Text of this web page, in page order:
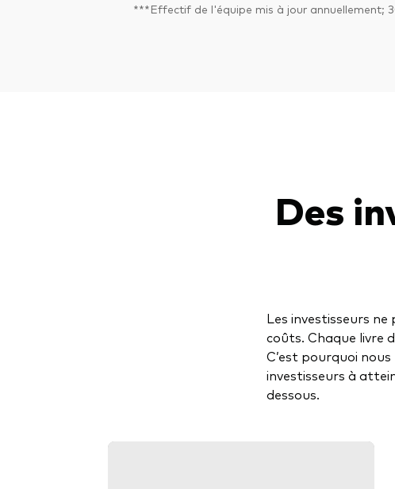
***Effectif de l'équipe mis à jour annuellement;
Des
Les investisseurs
coûts. Chaque livre
C’est pourquoi
investisseurs à
dessous.